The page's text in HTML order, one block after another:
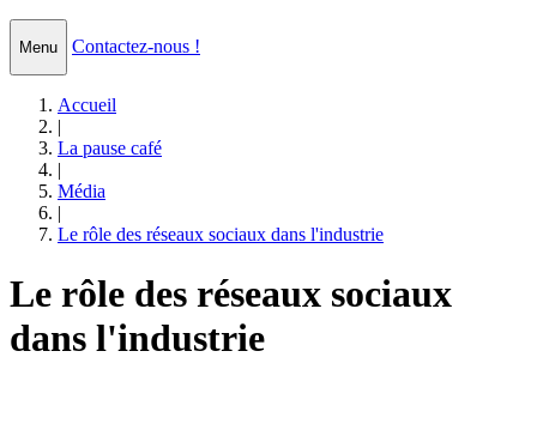
Menu Contactez-nous !
Accueil
La pause café
Média
Le rôle des réseaux sociaux dans l'industrie
Le rôle des réseaux sociaux
dans l'industrie